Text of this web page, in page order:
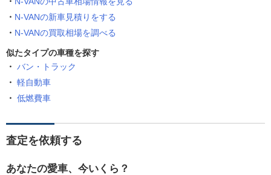
N-VANの新車見積りをする
N-VANの買取相場を調べる
似たタイプの車種を探す
バン・トラック
軽自動車
低燃費車
査定を依頼する
あなたの愛車、今いくら？